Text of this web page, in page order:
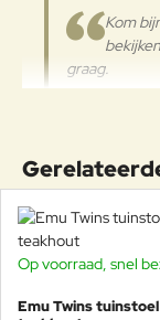
Kom
graag.
Swan
Tijdloze Elegantie
Swan staat voor
collecties
materialen, zoals
buitenervaring. Of
Op voorraad, snel
Emu Twins